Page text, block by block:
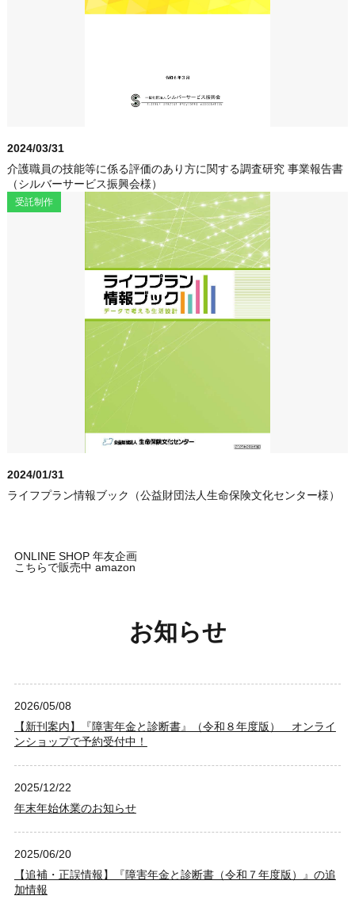
2024/03/31
介護職員の技能等に係る評価のあり方に関する調査研究 事業報告書
（シルバーサービス振興会様）
受託制作
2024/01/31
ライフプラン情報ブック（公益財団法人生命保険文化センター様）
ONLINE SHOP 年友企画
こちらで販売中 amazon
お知らせ
2026/05/08
【新刊案内】『障害年金と診断書』（令和８年度版） オンライ
ンショップで予約受付中！
2025/12/22
年末年始休業のお知らせ
2025/06/20
【追補・正誤情報】『障害年金と診断書（令和７年度版）』の追
加情報